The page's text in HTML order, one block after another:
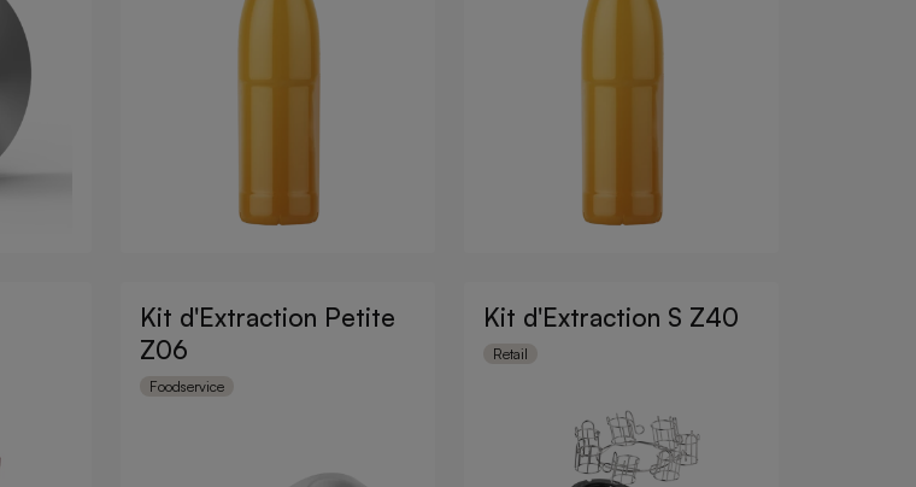
Kit d'Extraction Petite
Z06
Foodservice
Kit d'Extraction S Z40
Retail